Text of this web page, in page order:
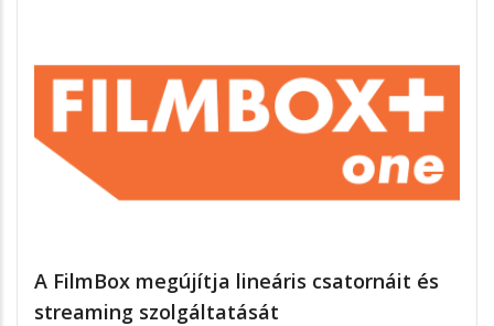
A FilmBox megújítja lineáris csatornáit és
streaming szolgáltatását